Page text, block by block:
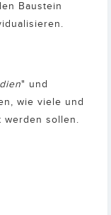
Baustein
" und
wie viele und
werden sollen.